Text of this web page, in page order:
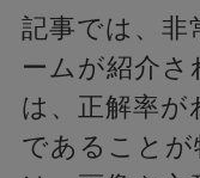
記事では、非
ームが紹介
は、正解率が
であること